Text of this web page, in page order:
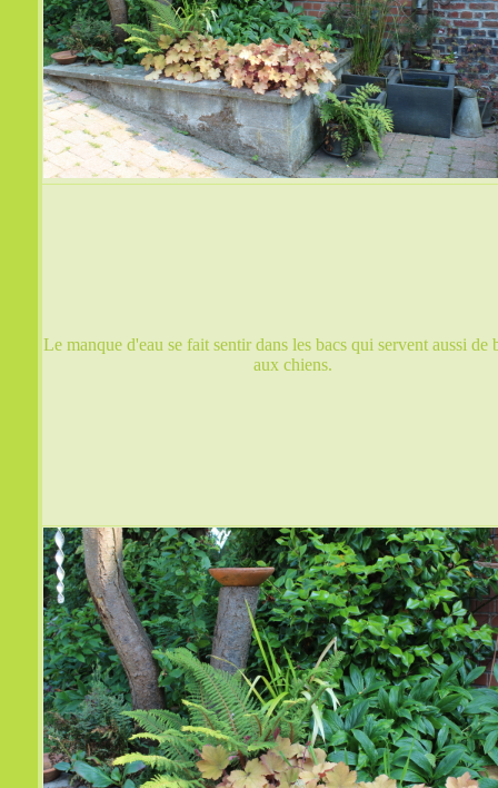
Le manque d'eau se fait sentir dans les bacs qui servent aussi de
aux chiens.